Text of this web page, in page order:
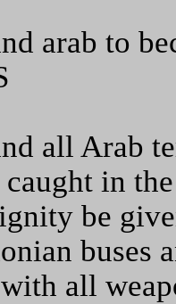
arab to
all Arab
in
be
buses
all